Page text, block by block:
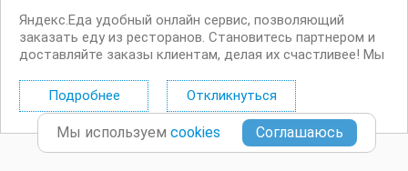
Яндекс.Еда удобный онлайн сервис, позволяющий
заказать еду из ресторанов. Становитесь партнером и
доставляйте заказы клиентам, делая их счастливее! Мы
сотрудничающей с сервисом Яндекс.Еда. Условия:
Первая выплата поступает через две недели,...
Подробнее Откликнуться
Мы используем cookies